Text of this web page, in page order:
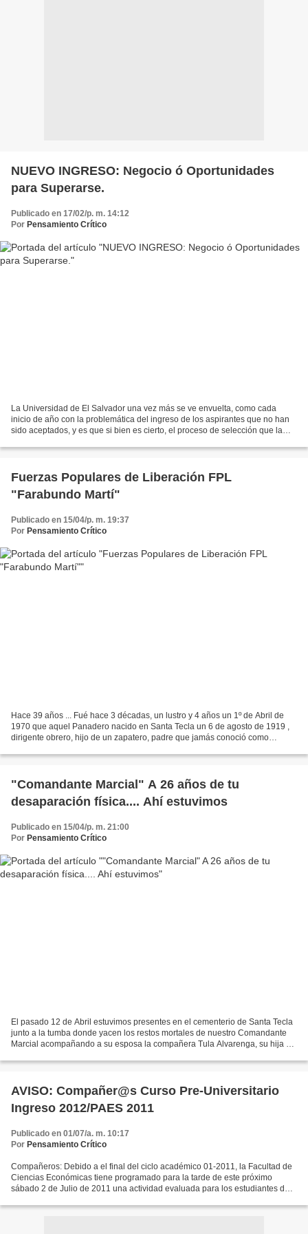
NUEVO INGRESO: Negocio ó Oportunidades
para Superarse.
Publicado en 17/02/p. m. 14:12
Por Pensamiento Crítico
La Universidad de El Salvador una vez más se ve envuelta, como cada
inicio de año con la problemática del ingreso de los aspirantes que no han
sido aceptados, y es que si bien es cierto, el proceso de selección que la
Fuerzas Populares de Liberación FPL
"Farabundo Martí"
Publicado en 15/04/p. m. 19:37
Por Pensamiento Crítico
Hace 39 años ... Fué hace 3 décadas, un lustro y 4 años un 1º de Abril de
1970 que aquel Panadero nacido en Santa Tecla un 6 de agosto de 1919 ,
dirigente obrero, hijo de un zapatero, padre que jamás conoció como
"Comandante Marcial" A 26 años de tu
desaparación física.... Ahí estuvimos
Publicado en 15/04/p. m. 21:00
Por Pensamiento Crítico
El pasado 12 de Abril estuvimos presentes en el cementerio de Santa Tecla
junto a la tumba donde yacen los restos mortales de nuestro Comandante
Marcial acompañando a su esposa la compañera Tula Alvarenga, su hija y
AVISO: Compañer@s Curso Pre-Universitario
Ingreso 2012/PAES 2011
Publicado en 01/07/a. m. 10:17
Por Pensamiento Crítico
Compañeros: Debido a el final del ciclo académico 01-2011, la Facultad de
Ciencias Económicas tiene programado para la tarde de este próximo
sábado 2 de Julio de 2011 una actividad evaluada para los estudiantes de